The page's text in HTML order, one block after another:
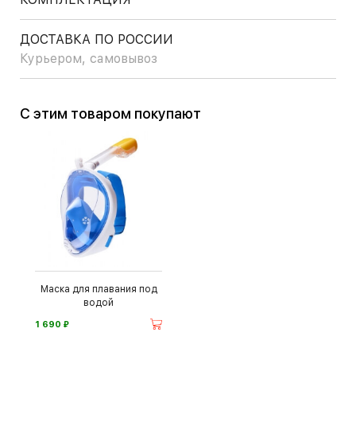
ДОСТАВКА ПО РОССИИ
Курьером, самовывоз
С этим товаром покупают
Маска для плавания под
водой
1 690 ⃏